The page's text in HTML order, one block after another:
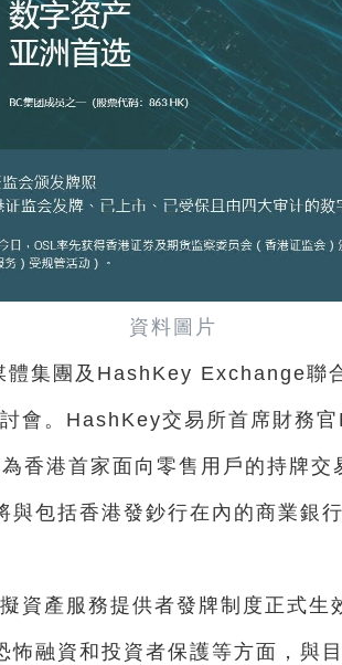
資料圖片
體集團及HashKey Exchange聯
會。HashKey交易所首席財務
香港首家面向零售用戶的持牌交
與包括香港發鈔行在內的商業銀
資產服務提供者發牌制度正式生
怖融資和投資者保護等方面，與